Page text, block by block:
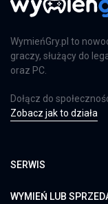
WymieńGry.pl to
graczy, służący do
oraz PC.
Dołącz do
Zobacz jak to działa
SERWIS
WYMIEŃ LUB